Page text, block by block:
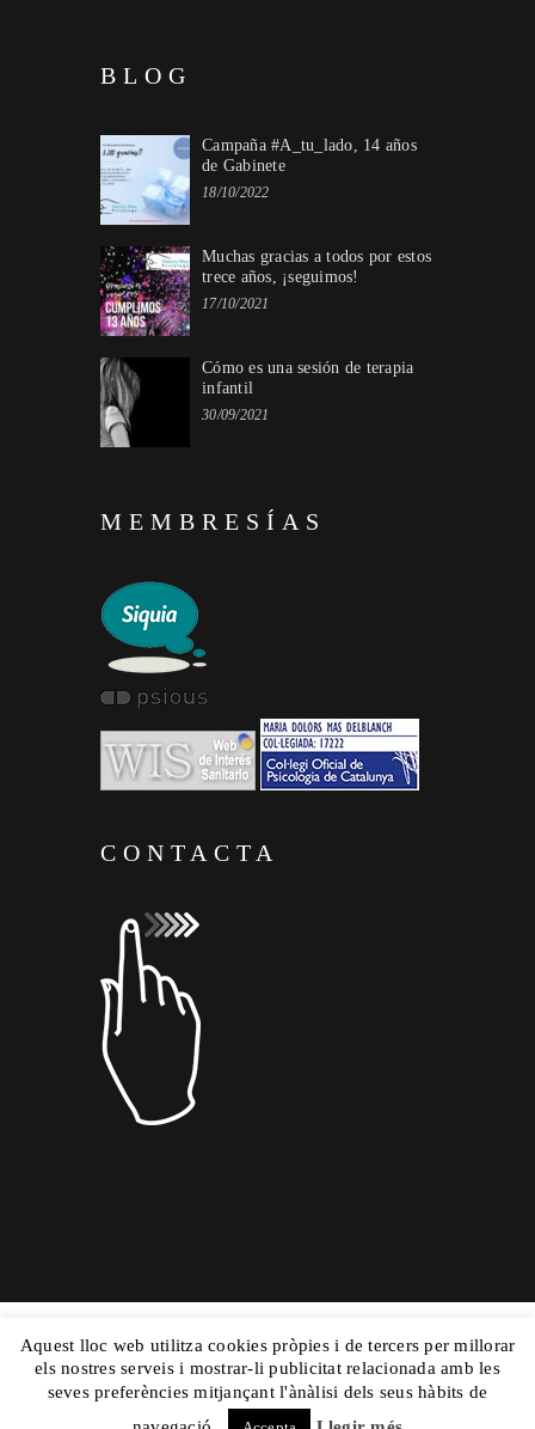
BLOG
Campaña #A_tu_lado, 14 años
de Gabinete
18/10/2022
Muchas gracias a todos por estos
trece años, ¡seguimos!
17/10/2021
Cómo es una sesión de terapia
infantil
30/09/2021
MEMBRESÍAS
CONTACTA
Copyright © 2015 Dolors Mas|Powered by
Nautilus |Aviso Legal y|Mapa Web
Aquest lloc web utilitza cookies pròpies i de tercers per millorar
els nostres serveis i mostrar-li publicitat relacionada amb les
seves preferències mitjançant l'ànàlisi dels seus hàbits de